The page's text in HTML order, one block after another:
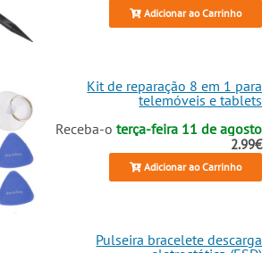
Adicionar ao Carrinho
Kit de reparação 8 em 1 para
telemóveis e tablets
Receba-oterça-feira 11 de agosto
2.99€
Adicionar ao Carrinho
Pulseira bracelete descarga